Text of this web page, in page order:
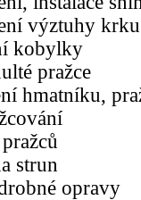
výztuhy krku
kobylky
pražce
hmatníku,
strun
opravy